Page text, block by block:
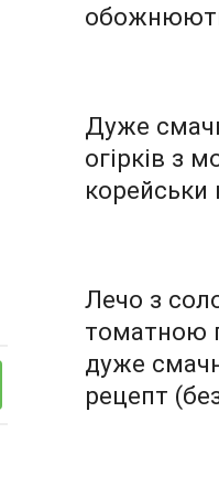
Дуже
огірків з
корейськи
Лечо з
томатною
дуже
рецепт